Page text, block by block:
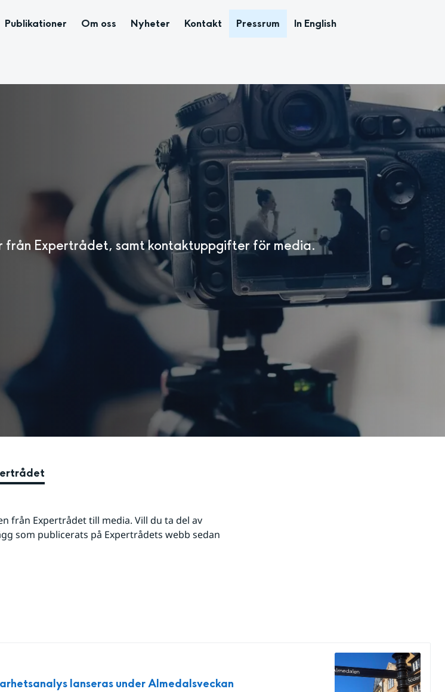
Publikationer Om oss Nyheter Kontakt Pressrum In English
från Expertrådet, samt kontaktuppgifter för media.
från Expertrådet till media. Vill du ta del av
som publicerats på Expertrådets webb sedan
lanseras under Almedalsveckan